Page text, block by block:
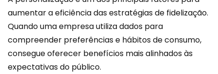
aumentar a eficiência das estratégias de fidelização.
Quando uma empresa utiliza dados para
compreender preferências e hábitos de consumo,
consegue oferecer benefícios mais alinhados às
expectativas do público.